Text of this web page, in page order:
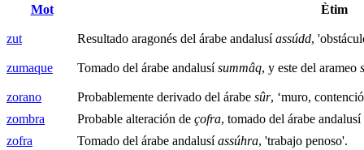
Mot Ètim
zut Resultado aragonés del árabe andalusíassúdd,
zumaque Tomado del árabe andalusísummâq, y este del arameo
zorano Probablemente derivado del árabe sûr, ‘muro,
zombra
Probable alteración de çofra, tomado del árabe andalusí
zofra
Tomado del árabe andalusíassúhra, 'trabajo penoso'.